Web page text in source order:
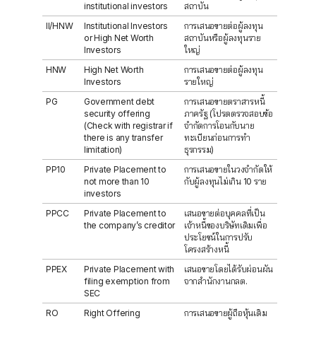
institutional investors
สถาบัน
II/HNW
Institutional Investors
or High Net Worth
Investors
การเสนอขายต่อผู้ลงทุน
สถาบันหรือผู้ลงทุนราย
ใหญ่
HNW
High Net Worth
Investors
การเสนอขายต่อผู้ลงทุน
รายใหญ่
PG
Government debt
security offering
(Check with registrar if
there is any transfer
limitation)
การเสนอขายตราสารหนี้
ภาครัฐ (โปรดตรวจสอบข้อ
จำกัดการโอนกับนาย
ทะเบียนก่อนการทำ
ธุรกรรม)
PP10
Private Placement to
not more than 10
investors
การเสนอขายในวงจำกัดให้
กับผู้ลงทุนไม่เกิน 10 ราย
PPCC
Private Placement to
the company’s creditor
เสนอขายต่อบุคคลที่เป็น
เจ้าหนี้ของบริษัทเดิมเพื่อ
ประโยชน์ในการปรับ
โครงสร้างหนี้
PPEX
Private Placement with
filing exemption from
SEC
เสนอขายโดยได้รับผ่อนผัน
จากสำนักงานกลต.
RO Right Offering การเสนอขายผู้ถือหุ้นเดิม